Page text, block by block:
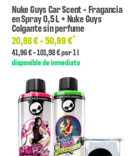
Nuke Guys Car Scent - Fragancia
en Spray 0,5 L + Nuke Guys
Colgante sin perfume
20,98 € -50,99 €*
41,96 € - 101,98 € por 1 l
disponible de inmediato